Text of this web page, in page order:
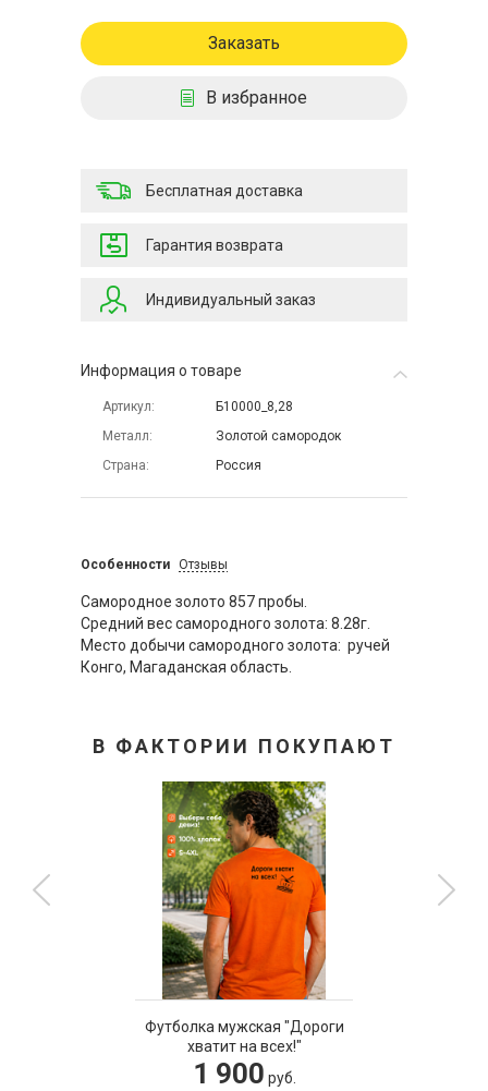
Заказать
В избранное
Бесплатная доставка
Гарантия возврата
Индивидуальный заказ
Информация о товаре
Артикул
Б10000_8,28
Металл
Золотой самородок
Страна
Россия
Особенности Отзывы
Самородное золото 857 пробы.
Средний вес самородного золота: 8.28г.
Место добычи самородного золота: ручей
Конго, Магаданская область.
В ФАКТОРИИ ПОКУПАЮТ
Футболка мужская "Дороги
хватит на всех!"
1 900 руб.